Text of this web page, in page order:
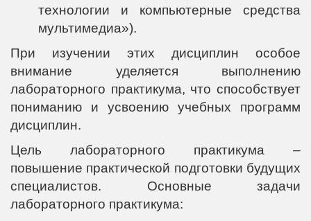
технологии и компьютерные средства
мультимедиа»).
При изучении этих дисциплин особое
внимание уделяется выполнению
лабораторного практикума, что способствует
пониманию и усвоению учебных программ
дисциплин.
Цель лабораторного практикума –
повышение практической подготовки будущих
специалистов. Основные задачи
лабораторного практикума: